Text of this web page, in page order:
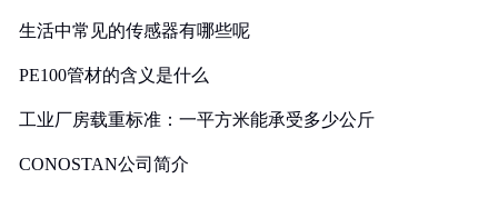
生活中常见的传感器有哪些呢
PE100管材的含义是什么
工业厂房载重标准：一平方米能承受多少公斤
CONOSTAN公司简介